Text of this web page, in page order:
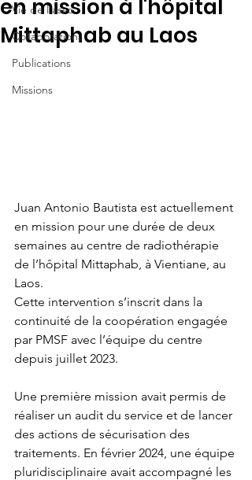
Vie de l'asso
Collaborations
Publications
Missions
en mission à l'hôpital
Mittaphab au Laos
Juan Antonio Bautista est actuellement
en mission pour une durée de deux
semaines au centre de radiothérapie
de l’hôpital Mittaphab, à Vientiane, au
Laos.
Cette intervention s’inscrit dans la
continuité de la coopération engagée
par PMSF avec l’équipe du centre
depuis juillet 2023.
Une première mission avait permis de
réaliser un audit du service et de lancer
des actions de sécurisation des
traitements. En février 2024, une équipe
pluridisciplinaire avait accompagné les